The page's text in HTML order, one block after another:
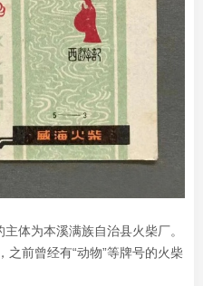
体为本溪满族自治县火柴厂。
前曾经有“动物”等牌号的火柴